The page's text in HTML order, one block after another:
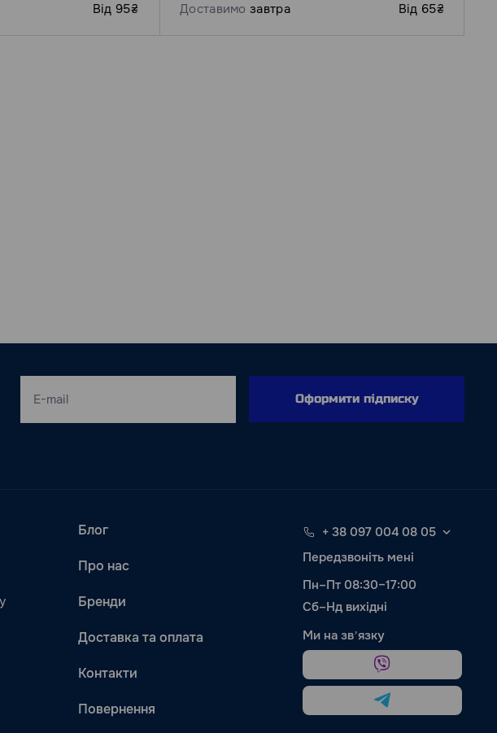
Від 95₴ Доставимо завтра Від 65₴
Оформити підписку
Блог
Про нас
Бренди
Доставка та оплата
Контакти
Повернення
+ 38 097 004 08 05
Передзвоніть мені
Пн–Пт 08:30–17:00
Сб–Нд вихідні
Ми на звʼязку